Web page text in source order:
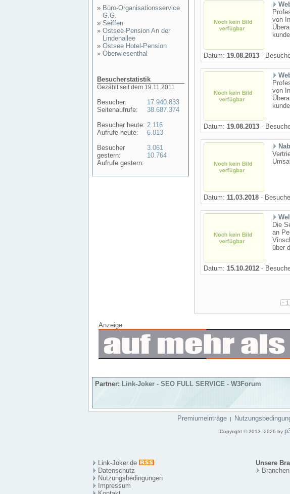
» Büro-Organisationsservice
G.G.
» Seiffen
» Ostsee-Pension An der
Lindenallee
» Ostsee Hotel-Pension
» Oberwiesenthal
Besucherstatistik
Gezählt seit dem 19.11.2011
Besucher:
Seitenaufrufe:
Besucher heute:
Aufrufe heute:
Besucher
gestern:
Aufrufe gestern:
17.940.833
38.687.374
2.116
6.813
3.061
10.764
von
Datum: 19.08.2013 -
von
Datum: 19.08.2013 -
Datum: 11.03.2018 -
Die
an
über
Datum: 15.10.2012 -
Anzeige
Partner: Link-Joker - SEO FULL SERVICE - W3Forum
Premiumeinträge|
Copyright © 2013 -2026 by
Link-Joker.de Unsere
Datenschutz
Nutzungsbedingungen
Impressum